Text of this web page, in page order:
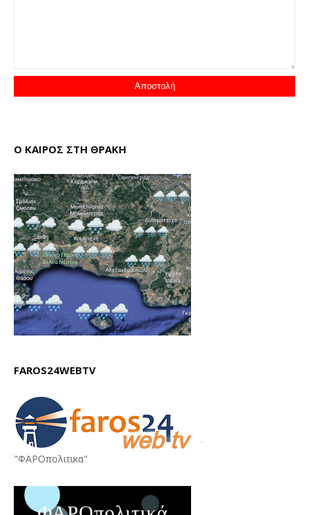
Ο ΚΑΙΡΟΣ ΣΤΗ ΘΡΑΚΗ
FAROS24WEBTV
"ΦΑΡΟπολιτικα"